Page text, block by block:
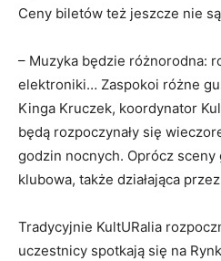
Ceny biletów też jeszcze nie
– Muzyka będzie różnorodna:
elektroniki… Zaspokoi różne
Kinga Kruczek, koordynator
będą rozpoczynały się
godzin nocnych. Oprócz sceny
klubowa, także działająca
Tradycyjnie KultURalia
uczestnicy spotkają się na